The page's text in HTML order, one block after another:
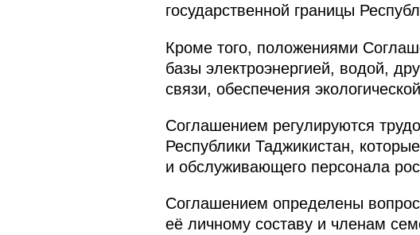
государственной границы
Кроме того, положениями
базы электроэнергией, водой,
связи, обеспечения
Соглашением регулируются
Республики Таджикистан,
и обслуживающего персонала
Соглашением определены
её личному составу и членам